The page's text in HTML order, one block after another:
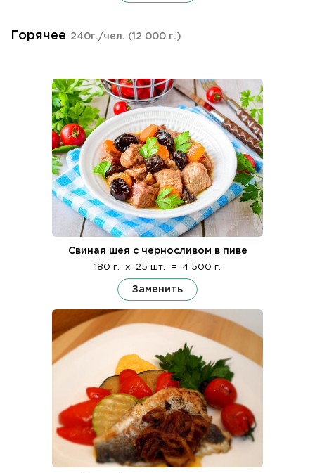
Горячее 240г./чел. (12 000 г.)
Свиная шея с черносливом в пиве
180 г. x 25 шт. = 4 500 г.
Заменить